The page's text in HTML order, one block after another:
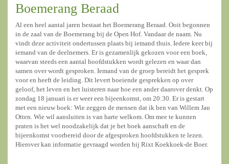
Boemerang Beraad
Al een heel aantal jaren bestaat het Boemerang Beraad. Ooit begonnen
in de zaal van de Boemerang bij de Open Hof. Vandaar de naam. Nu
vindt deze activiteit ondertussen plaats bij iemand thuis. Iedere keer bij
iemand van de deelnemers. Er is gezamenlijk gekozen voor een boek,
waarvan steeds een aantal hoofdstukken wordt gelezen en waar dan
samen over wordt gesproken. Iemand van de groep bereidt het gesprek
voor en heeft de leiding. Dit levert boeiende gesprekken op over
geloof, het leven en het luisteren naar hoe een ander daarover denkt. Op
zondag 18 januari is er weer een bijeenkomst, om 20:30. Er is gestart
met een nieuw boek: Wie zeggen de mensen dat ik ben van Willem Jan
Otten. Wie wil aansluiten is van harte welkom. Om mee te kunnen
praten is het wel noodzakelijk dat je het boek aanschaft en de
bijeenkomst voorbereid door de afgesproken hoofdstukken te lezen.
Hierover kan informatie gevraagd worden bij Rixt Koekkoek-de Boer.